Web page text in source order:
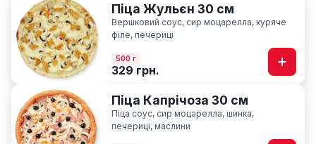
Піца Жульєн 30 см
Вершковий соус, сир моцарелла, куряче
філе, печериці
500 г
329 грн.
Піца Капрічоза 30 см
Піца соус, сир моцарелла, шинка,
печериці, маслини